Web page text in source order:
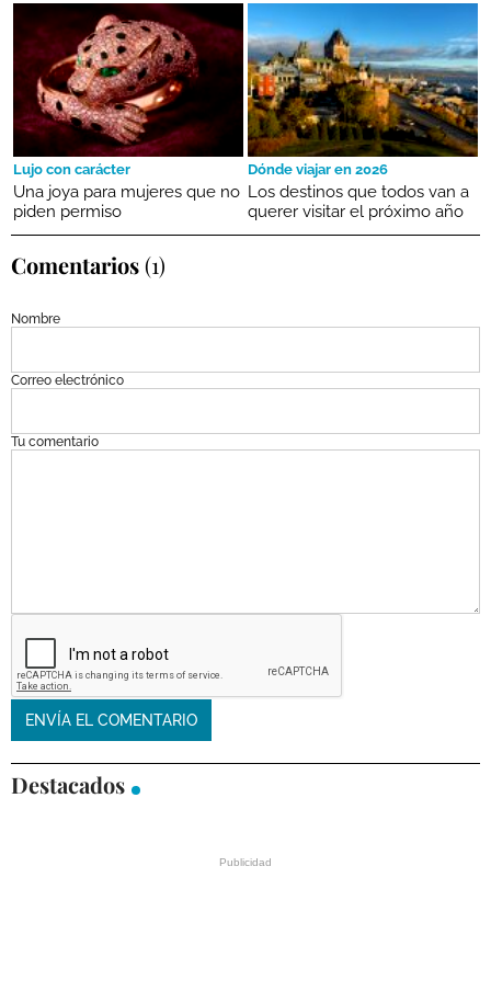
Lujo con carácter
Una joya para mujeres que no
piden permiso
Dónde viajar en 2026
Los destinos que todos van a
querer visitar el próximo año
Comentarios(1)
Nombre
Correo electrónico
Tu comentario
Destacados